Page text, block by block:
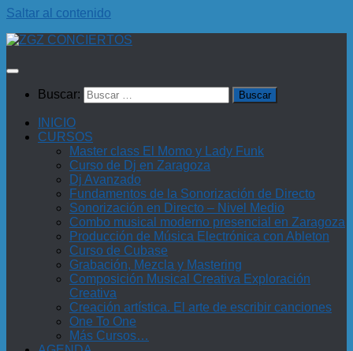
Saltar al contenido
Buscar:
INICIO
CURSOS
Master class El Momo y Lady Funk
Curso de Dj en Zaragoza
Dj Avanzado
Fundamentos de la Sonorización de Directo
Sonorización en Directo – Nivel Medio
Combo musical moderno presencial en Zaragoza
Producción de Música Electrónica con Ableton
Curso de Cubase
Grabación, Mezcla y Mastering
Composición Musical Creativa Exploración
Creativa
Creación artística. El arte de escribir canciones
One To One
Más Cursos…